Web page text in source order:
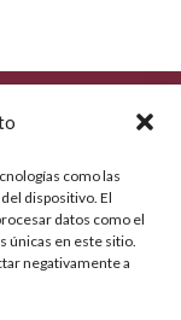
como las
dispositivo. El
datos como el
únicas en este sitio.
negativamente a